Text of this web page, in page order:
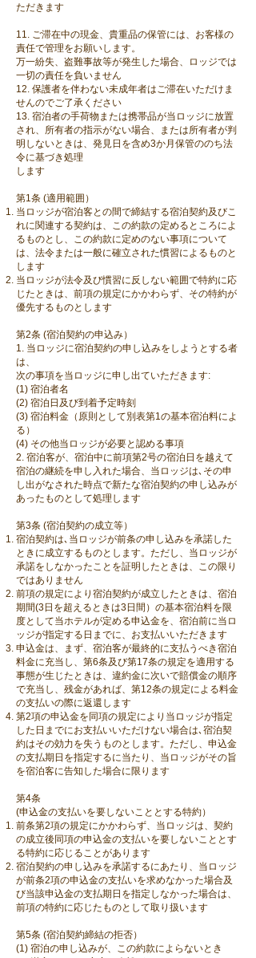
ただきます
11. ご滞在中の現金、貴重品の保管には、お客様の
責任で管理をお願いします。
万一紛失、盗難事故等が発生した場合、ロッジでは
一切の責任を負いません
12. 保護者を伴わない未成年者はご滞在いただけま
せんのでご了承ください
13. 宿泊者の手荷物または携帯品が当ロッジに放置
され、所有者の指示がない場合、または所有者が判
明しないときは、発見日を含め3か月保管ののち法
令に基づき処理
します
第1条 (適用範囲）
当ロッジが宿泊客との間で締結する宿泊契約及びこ
れに関連する契約は、この約款の定めるところによ
るものとし、この約款に定めのない事項について
は、法令または一般に確立された慣習によるものと
します
当ロッジが法令及び慣習に反しない範囲で特約に応
じたときは、前項の規定にかかわらず、その特約が
優先するものとします
第2条 (宿泊契約の申込み）
1. 当ロッジに宿泊契約の申し込みをしようとする者
は、
次の事項を当ロッジに申し出ていただきます:
(1) 宿泊者名
(2) 宿泊日及び到着予定時刻
(3) 宿泊料金（原則として別表第1の基本宿泊料によ
る）
(4) その他当ロッジが必要と認める事項
2. 宿泊客が、宿泊中に前項第2号の宿泊日を越えて
宿泊の継続を申し入れた場合、当ロッジは､その申
し出がなされた時点で新たな宿泊契約の申し込みが
あったものとして処理します
第3条 (宿泊契約の成立等）
宿泊契約は､当ロッジが前条の申し込みを承諾した
ときに成立するものとします。ただし、当ロッジが
承諾をしなかったことを証明したときは、この限り
ではありません
前項の規定により宿泊契約が成立したときは、宿泊
期間(3日を超えるときは3日間）の基本宿泊料を限
度として当ホテルが定める申込金を、宿泊前に当ロ
ッジが指定する日までに、お支払いいただきます
申込金は、まず、宿泊客が最終的に支払うべき宿泊
料金に充当し、第6条及び第17条の規定を適用する
事態が生じたときは、違約金に次いで賠償金の順序
で充当し、残金があれば、第12条の規定による料金
の支払いの際に返還します
第2項の申込金を同項の規定により当ロッジが指定
した日までにお支払いいただけない場合は､宿泊契
約はその効力を失うものとします。ただし、申込金
の支払期日を指定するに当たり、当ロッジがその旨
を宿泊客に告知した場合に限ります
第4条
(申込金の支払いを要しないこととする特約）
前条第2項の規定にかかわらず、当ロッジは、契約
の成立後同項の申込金の支払いを要しないこととす
る特約に応じることがあります
宿泊契約の申し込みを承諾するにあたり、当ロッジ
が前条2項の申込金の支払いを求めなかった場合及
び当該申込金の支払期日を指定しなかった場合は、
前項の特約に応じたものとして取り扱います
第5条 (宿泊契約締結の拒否）
(1) 宿泊の申し込みが、この約款によらないとき